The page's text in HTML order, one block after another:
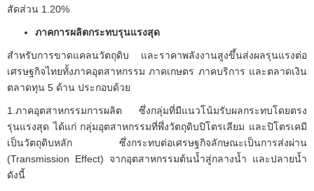
สัดส่วน 1.20%
ภาคการผลิตกระทบรุนแรงสุด
สำหรับการขาดแคลนวัตถุดิบ และราคาพลังงานสูงขึ้นส่งผลรุนแรงต่อ
เศรษฐกิจไทยทั้งภาคอุตสาหกรรม ภาคเกษตร ภาคบริการ และตลาดเงิน
ตลาดทุน 5 ด้าน ประกอบด้วย
1.ภาคอุตสาหกรรมการผลิต ซึ่งกลุ่มที่มีแนวโน้มรับผลกระทบโดยตรง
รุนแรงสุด ได้แก่ กลุ่มอุตสาหกรรมที่พึ่งวัตถุดิบปิโตรเลียม และปิโตรเคมี
เป็นวัตถุดิบหลัก ซึ่งกระทบต่อเศรษฐกิจลักษณะเป็นการส่งผ่าน
(Transmission Effect) จากอุตสาหกรรมต้นน้ำสู่กลางน้ำ และปลายน้ำ
ดังนี้